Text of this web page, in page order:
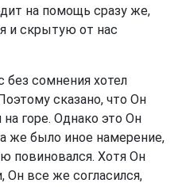
на помощь сразу же,
и скрытую от нас
без сомнения хотел
сказано, что Он
горе. Однако это Он
же было иное намерение,
повиновался. Хотя Он
Он все же согласился,